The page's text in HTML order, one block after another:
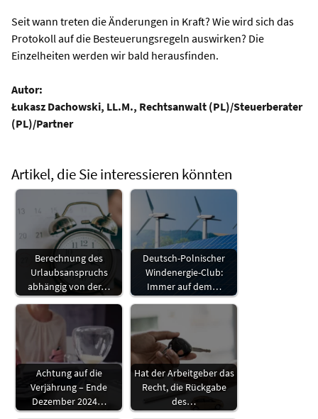
Seit wann treten die Änderungen in Kraft? Wie wird sich das
Protokoll auf die Besteuerungsregeln auswirken? Die
Einzelheiten werden wir bald herausfinden.
Autor:
Łukasz Dachowski, LL.M., Rechtsanwalt (PL)/Steuerberater
(PL)/Partner
Artikel, die Sie interessieren könnten
Berechnung des
Urlaubsanspruchs
abhängig von der…
Deutsch-Polnischer
Windenergie-Club:
Immer auf dem…
Achtung auf die
Verjährung – Ende
Dezember 2024…
Hat der Arbeitgeber das
Recht, die Rückgabe
des…